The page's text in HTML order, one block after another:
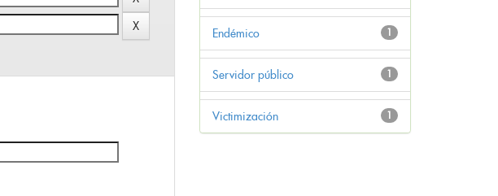
1
Endémico
1
Servidor público
1
Victimización